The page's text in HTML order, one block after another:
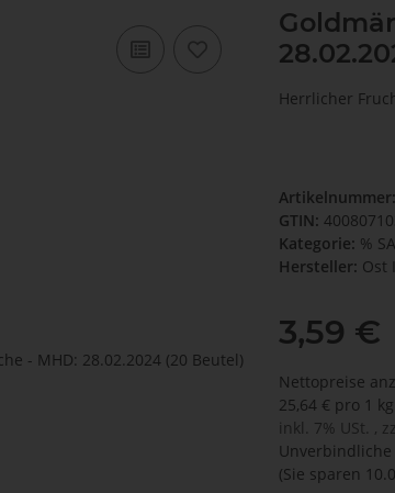
Herrlicher
Artikelnummer:
GTIN:
Kategorie: %
Hersteller: Ost
3,59 €
Nettopreise
25,64 € pro 1 kg
inkl. 7% USt. ,
(Sie sparen